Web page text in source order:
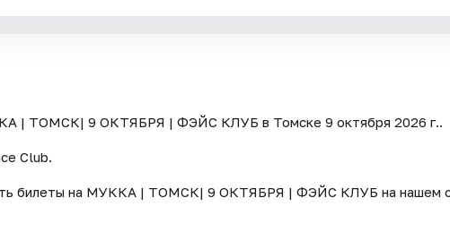
| ТОМСК| 9 ОКТЯБРЯ | ФЭЙС КЛУБ в Томске 9 октября 2026 г..
Club.
билеты на МУККА | ТОМСК| 9 ОКТЯБРЯ | ФЭЙС КЛУБ на нашем